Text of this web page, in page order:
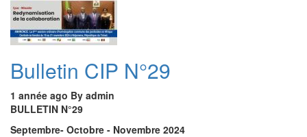
Centrale.
Bulletin CIP N°29
1 année ago By admin
BULLETIN N°29
Septembre- Octobre - Novembre 2024